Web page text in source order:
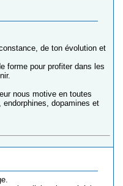
de ton évolution et
forme pour profiter dans les
nous motive en toutes
dopamines et